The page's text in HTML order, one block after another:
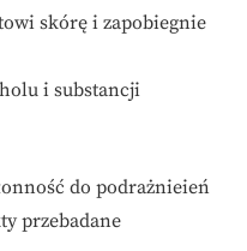
skórę i zapobiegnie
i substancji
do podrażnieień
przebadane